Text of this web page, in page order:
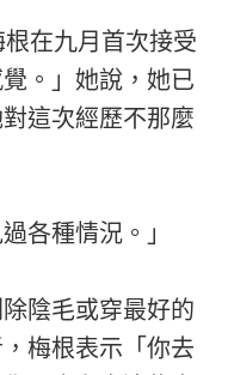
根在九月首次接受
。」她說，她已
這次經歷不那麼
各種情況。」
陰毛或穿最好的
梅根表示「你去